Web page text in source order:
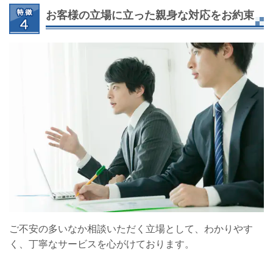
お客様の立場に立った親身な対応をお約束
ご不安の多いなか相談いただく立場として、わかりやす
く、丁寧なサービスを心がけております。